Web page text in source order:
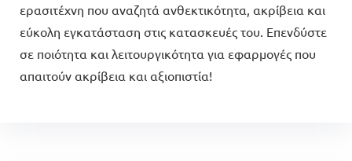
ερασιτέχνη που αναζητά ανθεκτικότητα, ακρίβεια και
εύκολη εγκατάσταση στις κατασκευές του. Επενδύστε
σε ποιότητα και λειτουργικότητα για εφαρμογές που
απαιτούν ακρίβεια και αξιοπιστία!